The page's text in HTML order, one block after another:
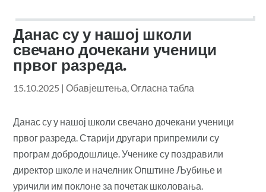
Данас су у нашој школи
свечано дочекани ученици
првог разреда.
15.10.2025 |Обавјештења,Огласна табла
Данас су у нашој школи свечано дочекани ученици
првог разреда. Старији другари припремили су
програм добродошлице. Ученике су поздравили
директор школе и начелник Општине Љубиње и
уричили им поклоне за почетак школовања.